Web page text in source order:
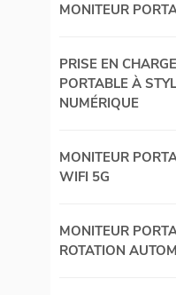
MONITEUR
PRISE EN
PORTABLE À
NUMÉRIQUE
MONITEUR
WIFI 5G
MONITEUR
ROTATION